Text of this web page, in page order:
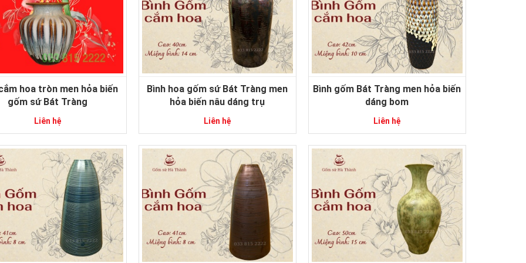
hoa tròn men hỏa biến
gốm sứ Bát Tràng
Liên hệ
Bình hoa gốm sứ Bát Tràng men
hỏa biến nâu dáng trụ
Liên hệ
Bình gốm Bát Tràng men hỏa biến
dáng bom
Liên hệ